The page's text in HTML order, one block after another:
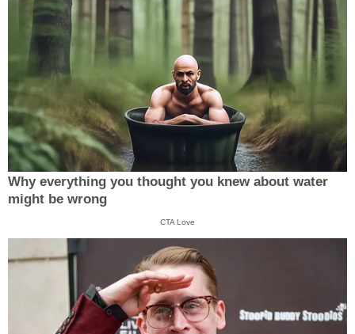
Why everything you thought you knew about water
might be wrong
CTA Love